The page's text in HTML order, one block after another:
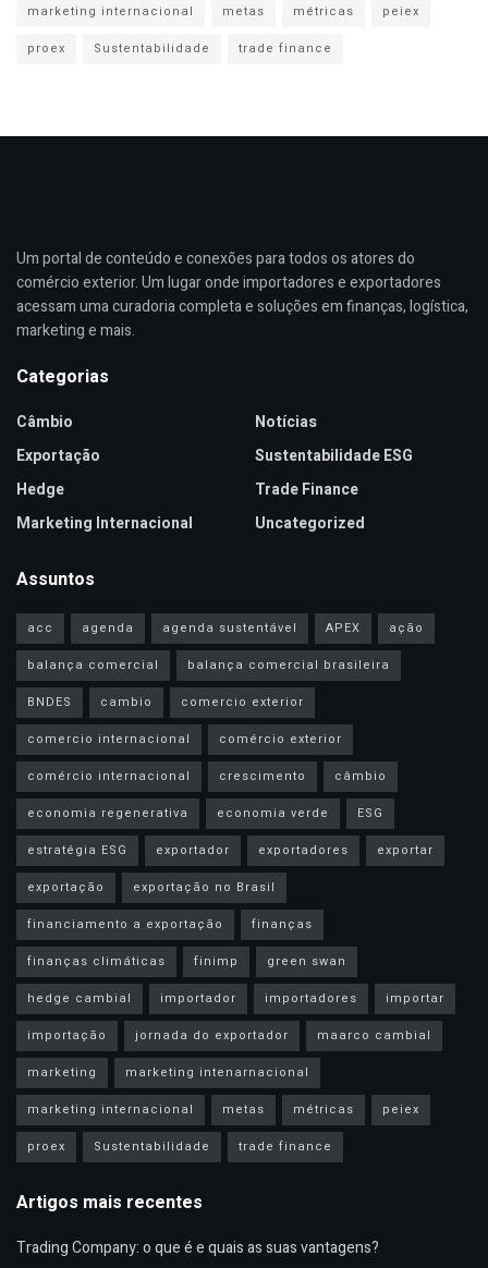
marketing internacional
metas métricas
peiex
proex
Sustentabilidade trade finance
Um portal de conteúdo e conexões para todos os atores do
comércio exterior. Um lugar onde importadores e exportadores
acessam uma curadoria completa e soluções em finanças, logística,
marketing e mais.
Categorias
Câmbio
Exportação
Hedge
Marketing Internacional
Notícias
Sustentabilidade ESG
Trade Finance
Uncategorized
Assuntos
acc agenda agenda sustentável APEX
ação
balança comercial
balança comercial brasileira
BNDES
cambio
comercio exterior
comercio internacional
comércio exterior
comércio internacional
crescimento
câmbio
economia regenerativa
economia verde
ESG
estratégia ESG
exportador exportadores
exportar
exportação
exportação no Brasil
financiamento a exportação
finanças
finanças climáticas
finimp
green swan
hedge cambial
importador importadores
importar
importação
jornada do exportador
maarco cambial
marketing
marketing intenarnacional
marketing internacional
metas métricas
peiex
proex
Sustentabilidade trade finance
Artigos mais recentes
Trading Company: o que é e quais as suas vantagens?